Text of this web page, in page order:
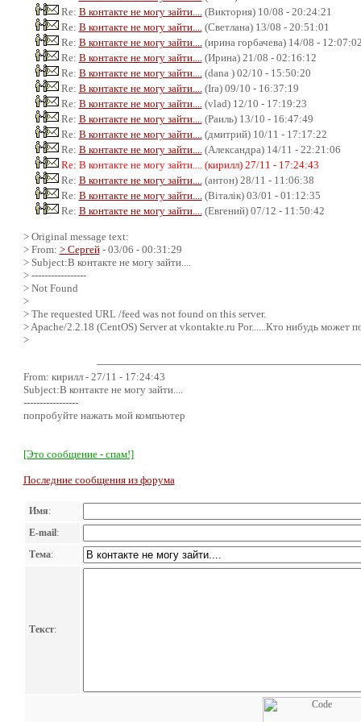
Re: В контакте не могу зайти....
(Виктория) 10/08 - 20:24:21
Re: В контакте не могу зайти....
(Светлана) 13/08 - 20:51:01
Re: В контакте не могу зайти....
(ирина горбачева) 14/08 -
Re: В контакте не могу зайти....
(Ирина) 21/08 - 02:16:12
Re: В контакте не могу зайти....
(dana ) 02/10 - 15:50:20
Re: В контакте не могу зайти....
(Ira) 09/10 - 16:37:19
Re: В контакте не могу зайти....
(vlad) 12/10 - 17:19:23
Re: В контакте не могу зайти....
(Раиль) 13/10 - 16:47:49
Re: В контакте не могу зайти....
(дмитрий) 10/11 - 17:17:22
Re: В контакте не могу зайти....
(Александра) 14/11 - 22:21:06
Re: В контакте не могу зайти.... (кирилл) 27/11 - 17:24:43
Re: В контакте не могу зайти....
(антон) 28/11 - 11:06:38
Re: В контакте не могу зайти....
(Віталік) 03/01 - 01:12:35
Re: В контакте не могу зайти.... (Евгений) 07/12 - 11:50:42
> Original message text:
> From: > Сергей- 03/06 - 00:31:29
> Subject:В контакте не могу зайти....
> -----------------
> Not Found
>
> The requested URL /feed was not found on this server.
> Apache/2.2.18 (CentOS) Server at vkontakte.ru Por......Кто нибудь может
>
From: кирилл - 27/11 - 17:24:43
Subject:В контакте не могу зайти....
-----------------
попробуйте нажать мой компьютер
[Это сообщение - спам!]
Последние сообщения из форума
Имя:
E-mail:
Тема:
Текст: